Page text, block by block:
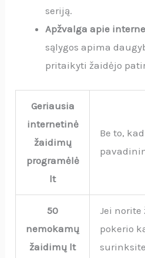
seriją.
Apžvalga apie
sąlygos apima
pritaikyti žaidėjo
Geriausia
internetinė
žaidimų
programėlė
lt
Be to,
50
nemokamų
žaidimų lt
Jei
pokerio